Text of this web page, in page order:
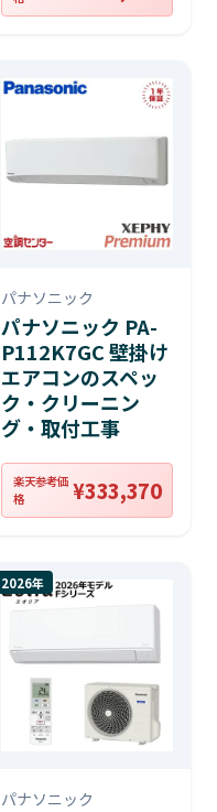
パナソニック
パナソニック PA-
P112K7GC 壁掛け
エアコンのスペッ
ク・クリーニン
グ・取付工事
楽天参考価
格
¥333,370
2026年
パナソニック